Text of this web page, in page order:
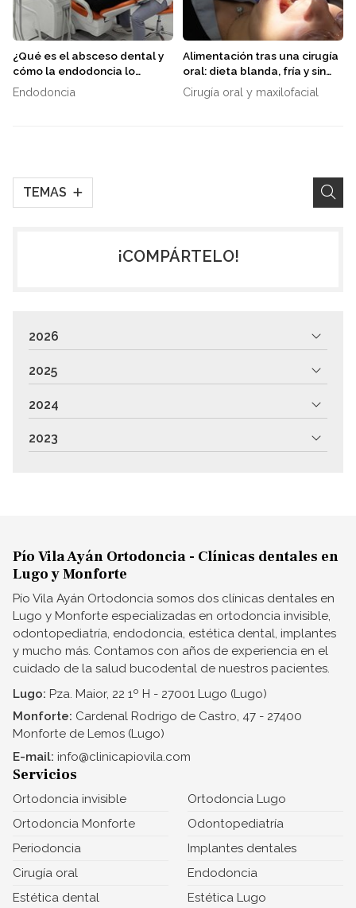
TEMAS
¿Qué es el absceso dental y
cómo la endodoncia lo
soluciona?
Endodoncia
Alimentación tras una cirugía
oral: dieta blanda, fría y sin
pajitas
Cirugía oral y maxilofacial
¡COMPÁRTELO!
2026
2025
2024
2023
Pío Vila Ayán Ortodoncia - Clínicas dentales en
Lugo y Monforte
Pío Vila Ayán Ortodoncia somos dos clínicas dentales en
Lugo y Monforte especializadas en ortodoncia invisible,
odontopediatría, endodoncia, estética dental, implantes
y mucho más. Contamos con años de experiencia en el
cuidado de la salud bucodental de nuestros pacientes.
Lugo: Pza. Maior, 22 1º H - 27001 Lugo (Lugo)
Monforte: Cardenal Rodrigo de Castro, 47 - 27400
Monforte de Lemos (Lugo)
E-mail: info@clinicapiovila.com
Servicios
Ortodoncia invisible
Ortodoncia Lugo
Ortodoncia Monforte
Odontopediatría
Periodoncia
Implantes dentales
Cirugía oral
Endodoncia
Estética dental
Estética Lugo